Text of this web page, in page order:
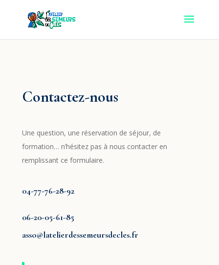
Contactez-nous
Une question, une réservation de séjour, de
formation… n’hésitez pas à nous contacter en
remplissant ce formulaire.
04-77-76-28-92
06-20-05-61-85
asso@latelierdessemeursdecles.fr